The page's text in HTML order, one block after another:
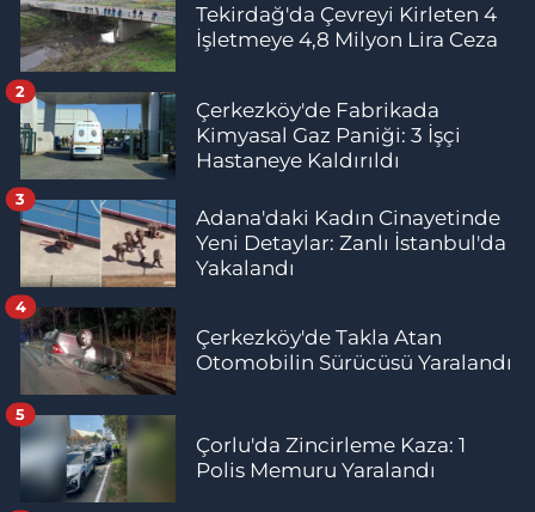
Tekirdağ'da Çevreyi Kirleten 4
İşletmeye 4,8 Milyon Lira Ceza
Çerkezköy'de Fabrikada
Kimyasal Gaz Paniği: 3 İşçi
Hastaneye Kaldırıldı
2
Adana'daki Kadın Cinayetinde
Yeni Detaylar: Zanlı İstanbul'da
Yakalandı
3
Çerkezköy'de Takla Atan
Otomobilin Sürücüsü Yaralandı
4
Çorlu'da Zincirleme Kaza: 1
Polis Memuru Yaralandı
5